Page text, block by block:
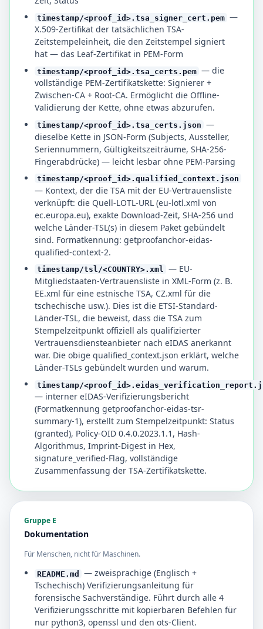
timestamp/<proof_id>.tsa_signer_cert.pem —
X.509-Zertifikat der tatsächlichen TSA-
Zeitstempeleinheit, die den Zeitstempel signiert
hat — das Leaf-Zertifikat in PEM-Form
timestamp/<proof_id>.tsa_certs.pem — die
vollständige PEM-Zertifikatskette: Signierer +
Zwischen-CA + Root-CA. Ermöglicht die Offline-
Validierung der Kette, ohne etwas abzurufen.
timestamp/<proof_id>.tsa_certs.json —
dieselbe Kette in JSON-Form (Subjects, Aussteller,
Seriennummern, Gültigkeitszeiträume, SHA-256-
Fingerabdrücke) — leicht lesbar ohne PEM-Parsing
timestamp/<proof_id>.qualified_context.json
— Kontext, der die TSA mit der EU-Vertrauensliste
verknüpft: die Quell-LOTL-URL (eu-lotl.xml von
ec.europa.eu), exakte Download-Zeit, SHA-256 und
welche Länder-TSL(s) in diesem Paket gebündelt
sind. Formatkennung: getproofanchor-eidas-
qualified-context-2.
timestamp/tsl/<COUNTRY>.xml — EU-
Mitgliedstaaten-Vertrauensliste in XML-Form (z. B.
EE.xml für eine estnische TSA, CZ.xml für die
tschechische usw.). Dies ist die ETSI-Standard-
Länder-TSL, die beweist, dass die TSA zum
Stempelzeitpunkt offiziell als qualifizierter
Vertrauensdiensteanbieter nach eIDAS anerkannt
war. Die obige qualified_context.json erklärt, welche
Länder-TSLs gebündelt wurden und warum.
timestamp/
— interner eIDAS-Verifizierungsbericht
(Formatkennung getproofanchor-eidas-tsr-
summary-1), erstellt zum Stempelzeitpunkt: Status
(granted), Policy-OID 0.4.0.2023.1.1, Hash-
Algorithmus, Imprint-Digest in Hex,
signature_verified-Flag, vollständige
Zusammenfassung der TSA-Zertifikatskette.
Gruppe E
Dokumentation
Für Menschen, nicht für Maschinen.
README.md
— zweisprachige (Englisch +
Tschechisch) Verifizierungsanleitung für
forensische Sachverständige. Führt durch alle 4
Verifizierungsschritte mit kopierbaren Befehlen für
nur python3, openssl und den ots-Client.